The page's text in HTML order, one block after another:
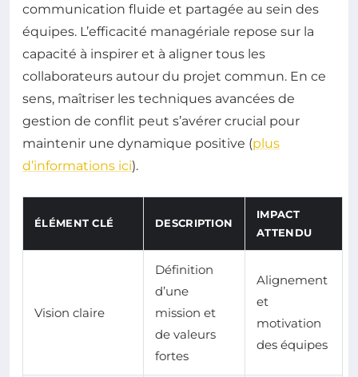
communication fluide et partagée au sein des
équipes. L’efficacité managériale repose sur la
capacité à inspirer et à aligner tous les
collaborateurs autour du projet commun. En ce
sens, maîtriser les techniques avancées de
gestion de conflit peut s’avérer crucial pour
maintenir une dynamique positive (plus
d’informations ici).
ÉLÉMENT CLÉ DESCRIPTION
IMPACT
ATTENDU
Vision claire
Définition
d’une
mission et
de valeurs
fortes
Alignement
et
motivation
des équipes